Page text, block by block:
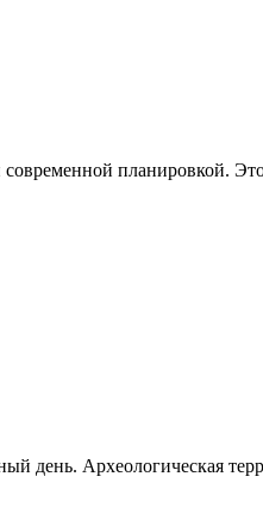
современной планировкой.
день. Археологическая